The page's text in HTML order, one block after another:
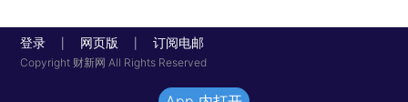
登录 网页版 订阅电邮
Copyright 财新网 All Rights Reserved